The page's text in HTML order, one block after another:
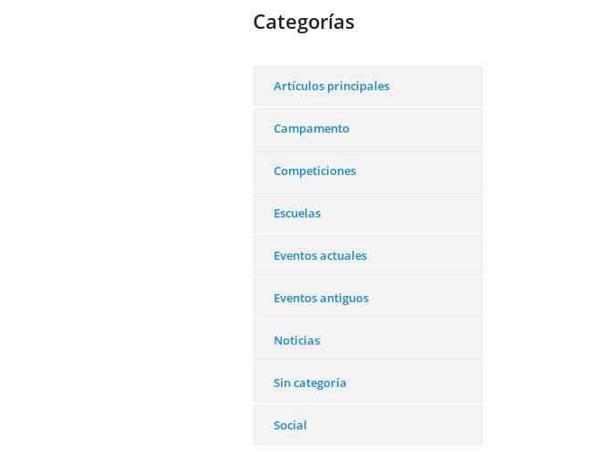
Categorías
Artículos principales
Campamento
Competiciones
Escuelas
Eventos actuales
Eventos antiguos
Noticias
Sin categoría
Social